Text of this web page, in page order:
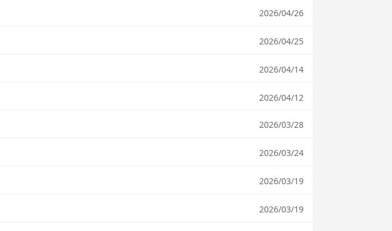
2026/04/26
2026/04/25
2026/04/14
2026/04/12
2026/03/28
2026/03/24
2026/03/19
2026/03/19